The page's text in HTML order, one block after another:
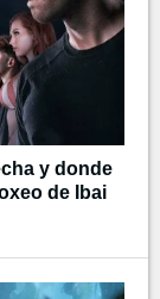
y donde
de Ibai